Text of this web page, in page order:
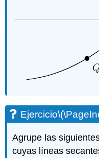
Ejercicio
Agrupe las
cuyas líneas